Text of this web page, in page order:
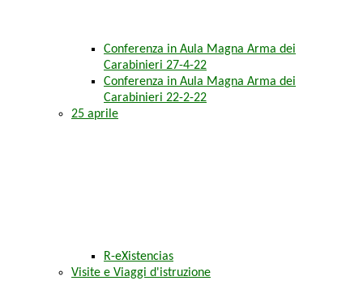
Conferenza in Aula Magna Arma dei
Carabinieri 27-4-22
Conferenza in Aula Magna Arma dei
Carabinieri 22-2-22
25 aprile
R-eXistencias
Visite e Viaggi d'istruzione